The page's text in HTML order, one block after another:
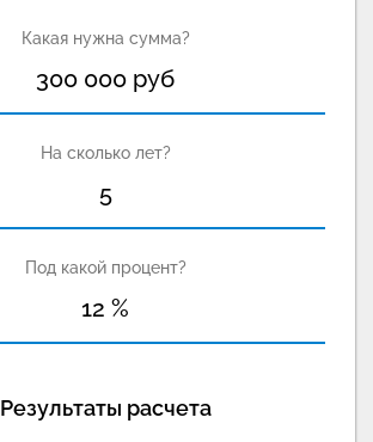
Какая нужна сумма?
300 000 руб
На сколько лет?
5
Под какой процент?
12 %
Результаты расчета